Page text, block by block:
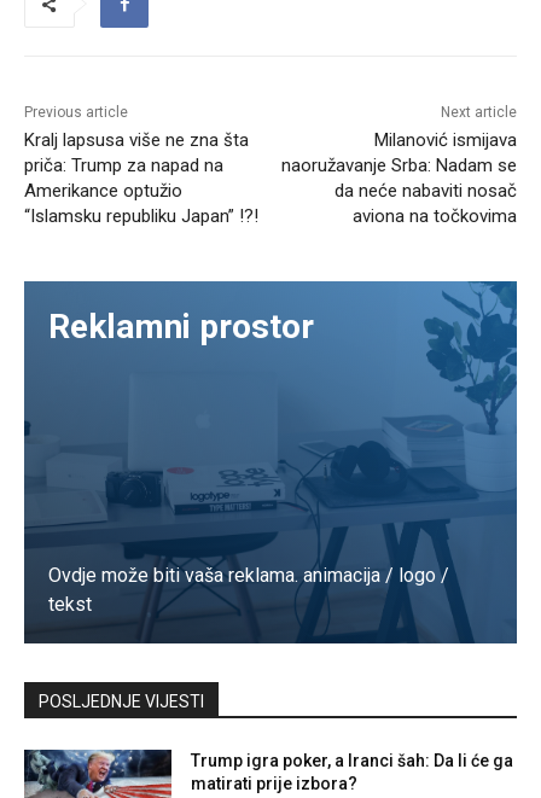
Previous article
Kralj lapsusa više ne zna šta
priča: Trump za napad na
Amerikance optužio
“Islamsku republiku Japan” !?!
Next article
Milanović ismijava
naoružavanje Srba: Nadam se
da neće nabaviti nosač
aviona na točkovima
Reklamni prostor
Ovdje može biti vaša reklama. animacija / logo /
tekst
Kontaktirajte nas
POSLJEDNJE VIJESTI
Trump igra poker, a Iranci šah: Da li će ga
matirati prije izbora?